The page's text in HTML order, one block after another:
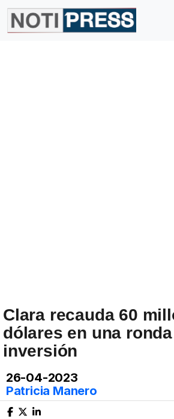
Clara recauda 60
dólares en una
inversión
26-04-2023
Patricia Manero